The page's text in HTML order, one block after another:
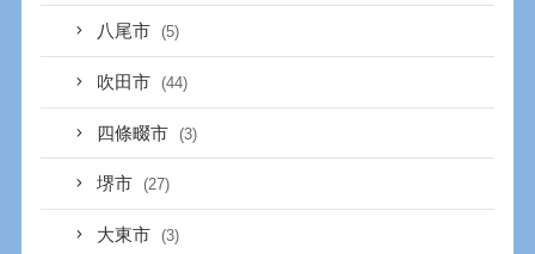
八尾市 (5)
吹田市 (44)
四條畷市 (3)
堺市 (27)
大東市 (3)